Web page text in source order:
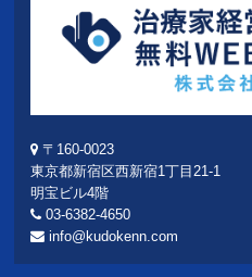
〒160-0023
東京都新宿区西新宿1丁目21-1
明宝ビル4階
03-6382-4650
info@kudokenn.com